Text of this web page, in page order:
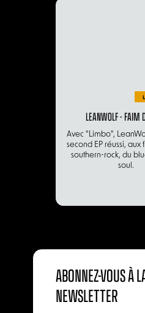
LEANWOLF - FAIM
Avec "Limbo",
second EP réussi, aux
southern-rock, du
soul.
ABONNEZ-VOUS À
NEWSLETTER